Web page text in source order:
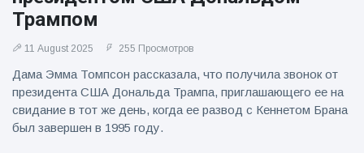
Трампом
11 August 2025 255 Просмотров
Дама Эмма Томпсон рассказала, что получила звонок от
президента США Дональда Трампа, приглашающего ее на
свидание в тот же день, когда ее развод с Кеннетом Брана
был завершен в 1995 году.